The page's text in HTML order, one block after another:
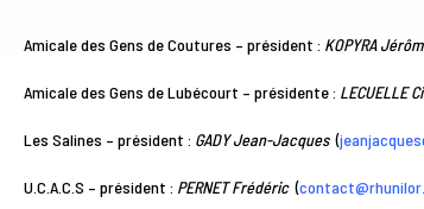
Amicale des Gens de Coutures – président : KOPYRA
Amicale des Gens de Lubécourt – présidente : LECUELLE
Les Salines – président : GADY Jean-Jacques (
U.C.A.C.S – président : PERNET Frédéric(